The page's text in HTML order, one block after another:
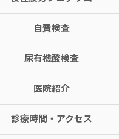
自費検査
尿有機酸検査
医院紹介
診療時間・アクセス